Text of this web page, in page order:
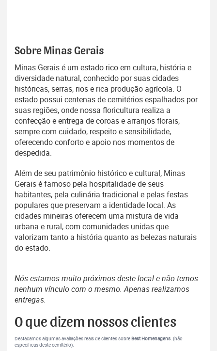
Sobre Minas Gerais
Minas Gerais é um estado rico em cultura, história e
diversidade natural, conhecido por suas cidades
históricas, serras, rios e rica produção agrícola. O
estado possui centenas de cemitérios espalhados por
suas regiões, onde nossa floricultura realiza a
confecção e entrega de coroas e arranjos florais,
sempre com cuidado, respeito e sensibilidade,
oferecendo conforto e apoio nos momentos de
despedida.
Além de seu patrimônio histórico e cultural, Minas
Gerais é famoso pela hospitalidade de seus
habitantes, pela culinária tradicional e pelas festas
populares que preservam a identidade local. As
cidades mineiras oferecem uma mistura de vida
urbana e rural, com comunidades unidas que
valorizam tanto a história quanto as belezas naturais
do estado.
Nós estamos muito próximos deste local e não temos
nenhum vínculo com o mesmo. Apenas realizamos
entregas.
O que dizem nossos clientes
Destacamos algumas avaliações reais de clientes sobre Best Homenagens. (não
específicas deste cemitério).